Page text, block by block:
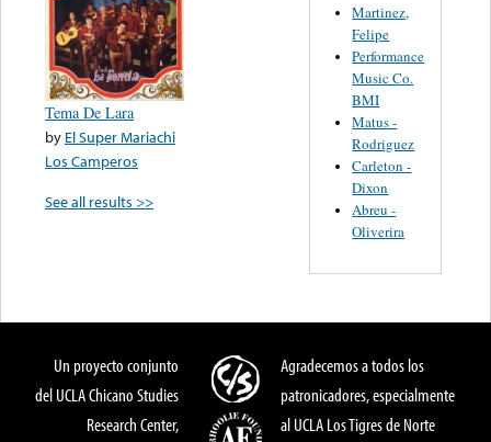
Tema De Lara
by El Super Mariachi
Los Camperos
See all results >>
Martinez,
Felipe
Performance
Music Co.
BMI
Matus -
Rodriguez
Carleton -
Dixon
Abreu -
Oliverira
Un proyecto conjunto
del UCLA Chicano Studies
Research Center,
Agradecemos a todos los
patronicadores, especialmente
al UCLA Los Tigres de Norte